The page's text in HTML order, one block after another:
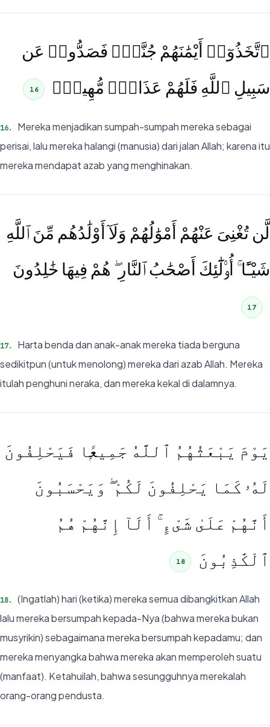
ٱتَّخَذُوٓا۟ أَيْمَٰنَهُمْ جُنَّةًۭ فَصَدُّوا۟ عَن
سَبِيلِ ٱللَّهِ فَلَهُمْ عَذَابٌۭ مُّهِينٌۭ
16
16.
Mereka menjadikan sumpah-sumpah mereka sebagai
perisai, lalu mereka halangi (manusia) dari jalan Allah; karena itu
mereka mendapat azab yang menghinakan.
لَّن تُغْنِىَ عَنْهُمْ أَمْوَٰلُهُمْ وَلَآ أَوْلَٰدُهُم مِّنَ ٱللَّهِ
شَيْـًٔا ۚ أُو۟لَٰٓئِكَ أَصْحَٰبُ ٱلنَّارِ ۖ هُمْ فِيهَا خَٰلِدُونَ
17
17.
Harta benda dan anak-anak mereka tiada berguna
sedikitpun (untuk menolong) mereka dari azab Allah. Mereka
itulah penghuni neraka, dan mereka kekal di dalamnya.
يَوْمَ يَبْعَثُهُمُ ٱللَّهُ جَمِيعًۭا فَيَحْلِفُونَ
لَهُۥ كَمَا يَحْلِفُونَ لَكُمْ ۖ وَيَحْسَبُونَ
أَنَّهُمْ عَلَىٰ شَىْءٍ ۚ أَلَآ إِنَّهُمْ هُمُ
ٱلْكَٰذِبُونَ
18
18.
(Ingatlah) hari (ketika) mereka semua dibangkitkan Allah
lalu mereka bersumpah kepada-Nya (bahwa mereka bukan
musyrikin) sebagaimana mereka bersumpah kepadamu; dan
mereka menyangka bahwa mereka akan memperoleh suatu
(manfaat). Ketahuilah, bahwa sesungguhnya merekalah
orang-orang pendusta.